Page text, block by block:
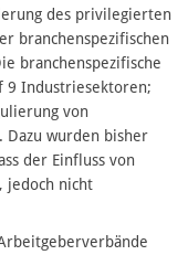
des privilegierten
branchenspezifischen
branchenspezifische
9 Industriesektoren;
von
wurden bisher
der Einfluss von
jedoch nicht